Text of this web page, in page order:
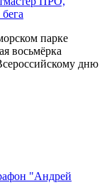
парке
восьмёрка
дню